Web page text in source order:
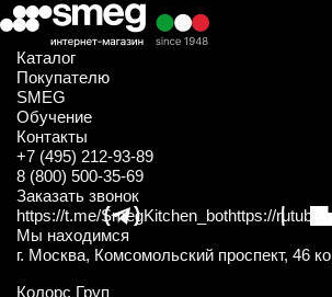
Каталог
Покупателю
SMEG
Обучение
Контакты
+7 (495) 212-93-89
8 (800) 500-35-69
Заказать звонок
https://t.me/SmegKitchen_bothttps://
Мы находимся
г. Москва, Комсомольский проспект, 46
Колорс Груп